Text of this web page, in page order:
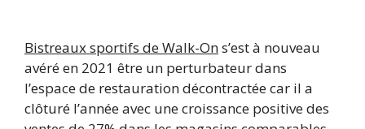
Bistreaux sportifs de Walk-Ons’est à nouveau
avéré en 2021 être un perturbateur dans
l’espace de restauration décontractée car il a
clôturé l’année avec une croissance positive des